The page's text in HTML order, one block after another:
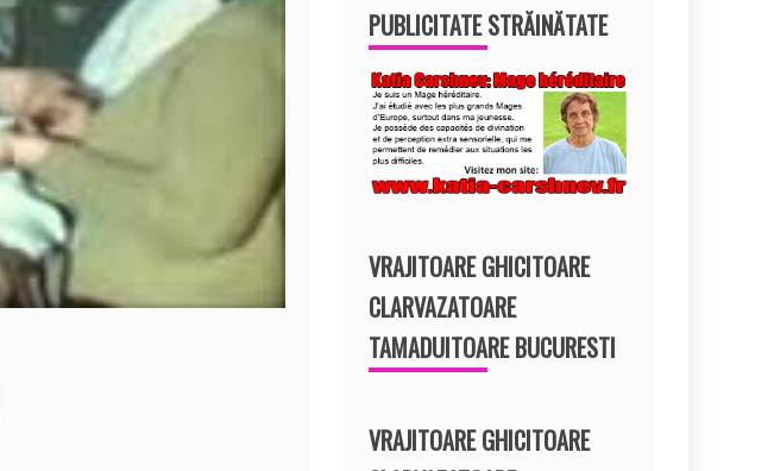
PUBLICITATE STRĂINĂTATE
VRAJITOARE GHICITOARE
CLARVAZATOARE
TAMADUITOARE BUCURESTI
VRAJITOARE GHICITOARE